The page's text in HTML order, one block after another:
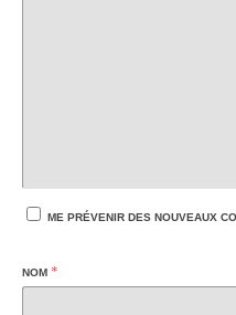
ME PRÉVENIR DES NOUVEAUX
NOM *